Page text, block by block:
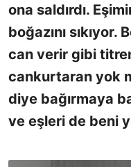
ona saldırdı.
boğazını
can verir gibi
cankurtaran yok
diye bağırmaya
ve eşleri de beni